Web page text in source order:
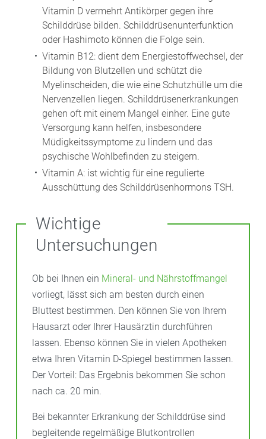
Vitamin D vermehrt Antikörper gegen ihre
Schilddrüse bilden. Schilddrüsenunterfunktion
oder Hashimoto können die Folge sein.
Vitamin B12: dient dem Energiestoffwechsel, der
Bildung von Blutzellen und schützt die
Myelinscheiden, die wie eine Schutzhülle um die
Nervenzellen liegen. Schilddrüsenerkrankungen
gehen oft mit einem Mangel einher. Eine gute
Versorgung kann helfen, insbesondere
Müdigkeitssymptome zu lindern und das
psychische Wohlbefinden zu steigern.
Vitamin A: ist wichtig für eine regulierte
Ausschüttung des Schilddrüsenhormons TSH.
Wichtige
Untersuchungen
Ob bei Ihnen ein Mineral- und Nährstoffmangel
vorliegt, lässt sich am besten durch einen
Bluttest bestimmen. Den können Sie von Ihrem
Hausarzt oder Ihrer Hausärztin durchführen
lassen. Ebenso können Sie in vielen Apotheken
etwa Ihren Vitamin D-Spiegel bestimmen lassen.
Der Vorteil: Das Ergebnis bekommen Sie schon
nach ca. 20 min.
Bei bekannter Erkrankung der Schilddrüse sind
begleitende regelmäßige Blutkontrollen